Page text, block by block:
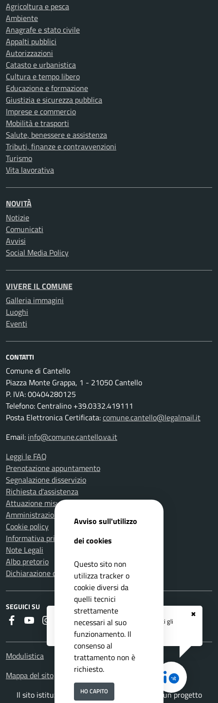
✖
Registrati ai serviziAPP IO
e ricevi tutti gli
aggiornamenti dall'Ente
Agricoltura e pesca
Ambiente
Anagrafe e stato civile
Appalti pubblici
Autorizzazioni
Catasto e urbanistica
Cultura e tempo libero
Educazione e formazione
Giustizia e sicurezza pubblica
Imprese e commercio
Mobilità e trasporti
Salute, benessere e assistenza
Tributi, finanze e contravvenzioni
Turismo
Vita lavorativa
NOVITÀ
Notizie
Comunicati
Avvisi
Social Media Policy
VIVERE IL COMUNE
Galleria immagini
Luoghi
Eventi
CONTATTI
Comune di Cantello
Piazza Monte Grappa, 1 - 21050 Cantello
P. IVA: 00404280125
Telefono: Centralino +39.0332.419111
Posta Elettronica Certificata:comune.cantello@legalmail.it
Email: info@comune.cantello.va.it
Leggi le FAQ
Prenotazione appuntamento
Segnalazione disservizio
Richiesta d'assistenza
Attuazione misure PNRR
Amministrazione trasparente
Cookie policy
Informativa privacy
Note Legali
Albo pretorio
Dichiarazione di accessibilità
SEGUICI SU
FaceboookYoutubeInstagram
RSS
Modulistica
Mappa del sito
Il sito istituzionale del Comune di Cantello è un progetto
Avviso sull'utilizzo
dei cookies
Questo sito non
utilizza tracker o
cookie diversi da
quelli tecnici
strettamente
necessari al suo
funzionamento. Il
consenso al
trattamento non è
richiesto.
HO CAPITO